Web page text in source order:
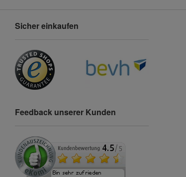
Sicher einkaufen
Feedback unserer Kunden